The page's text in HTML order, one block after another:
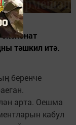
тәшкил итә.
беренче
арта. Оешма
кабул